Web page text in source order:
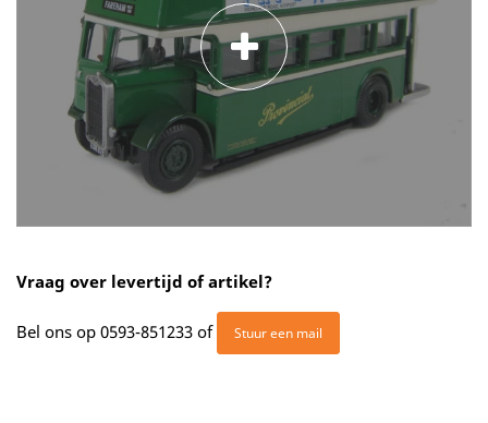
Vraag over levertijd of artikel?
Bel ons op 0593-851233 of Stuur een mail